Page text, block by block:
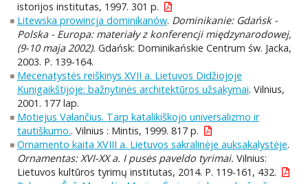
istorijos institutas, 1997. 301 p.
Litewska prowincja dominikanów. Dominikanie: Gdańsk -
Polska - Europa: materiały z konferencji międzynarodowej,
(9-10 maja 2002). Gdańsk: Dominikańskie Centrum św. Jacka,
2003. P. 139-164.
Mecenatystės reiškinys XVII a. Lietuvos Didžiojoje
Kunigaikštijoje: bažnytinės architektūros užsakymai. Vilnius,
2001. 177 lap.
Motiejus Valančius. Tarp katalikiškojo universalizmo ir
tautiškumo.. Vilnius : Mintis, 1999. 817 p.
Ornamento kaita XVIII a. Lietuvos sakralinėje auksakalystėje.
Ornamentas: XVI-XX a. I pusės paveldo tyrimai. Vilnius:
Lietuvos kultūros tyrimų institutas, 2014. P. 119-161, 432.